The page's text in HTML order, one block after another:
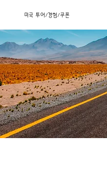
미국 투어/경험/쿠폰